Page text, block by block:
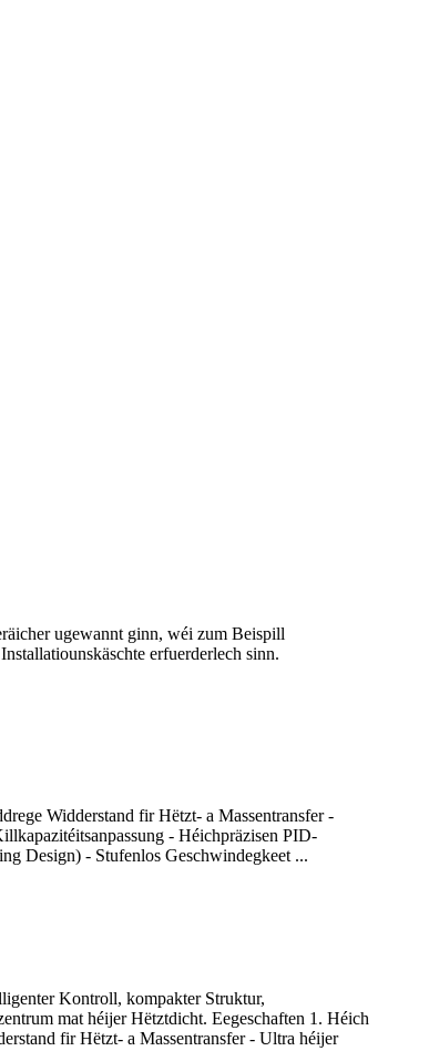
ugewannt ginn, wéi zum Beispill
erfuerderlech sinn.
Widderstand fir Hëtzt- a Massentransfer -
- Héichpräzisen PID-
Design) - Stufenlos Geschwindegkeet ...
Kontroll, kompakter Struktur,
mat héijer Hëtztdicht. Eegeschaften 1. Héich
fir Hëtzt- a Massentransfer - Ultra héijer